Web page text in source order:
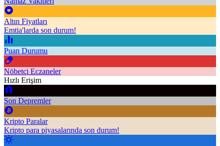
Altın Fiyatları
Emtia'larda son durum!
Puan Durumu
Nöbetçi Eczaneler
Hızlı Erişim
Son Depremler
Kripto Paralar
Kripto para piyasalarında son durum!